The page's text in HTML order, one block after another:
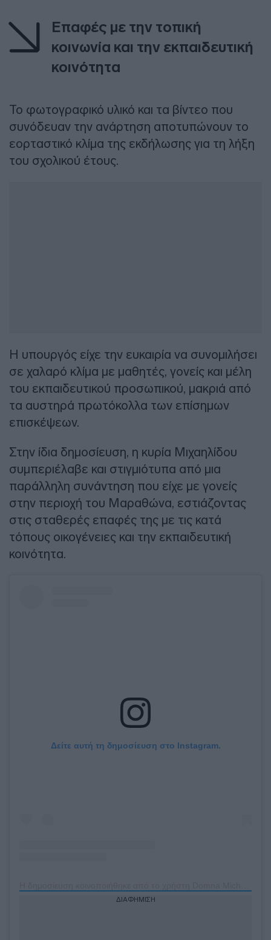
Επαφές με την τοπική
κοινωνία και την εκπαιδευτική
κοινότητα
Το φωτογραφικό υλικό και τα βίντεο που
συνόδευαν την ανάρτηση αποτυπώνουν το
εορταστικό κλίμα της εκδήλωσης για τη λήξη
του σχολικού έτους.
Η υπουργός είχε την ευκαιρία να συνομιλήσει
σε χαλαρό κλίμα με μαθητές, γονείς και μέλη
του εκπαιδευτικού προσωπικού, μακριά από
τα αυστηρά πρωτόκολλα των επίσημων
επισκέψεων.
Στην ίδια δημοσίευση, η κυρία Μιχαηλίδου
συμπεριέλαβε και στιγμιότυπα από μια
παράλληλη συνάντηση που είχε με γονείς
στην περιοχή του Μαραθώνα, εστιάζοντας
στις σταθερές επαφές της με τις κατά
τόπους οικογένειες και την εκπαιδευτική
κοινότητα.
Δείτε αυτή τη δημοσίευση στο Instagram.
ΔΙΑΦΗΜΙΣΗ